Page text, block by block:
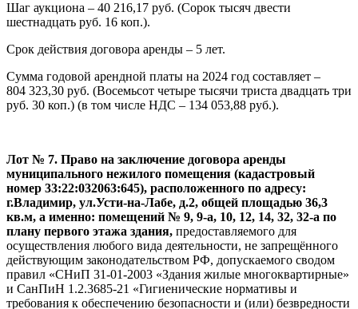
Шаг аукциона – 40 216,17 руб. (Сорок тысяч двести
шестнадцать руб. 16 коп.).
Срок действия договора аренды – 5 лет.
Сумма годовой арендной платы на 2024 год составляет –
804 323,30 руб. (Восемьсот четыре тысячи триста двадцать три
руб. 30 коп.) (в том числе НДС – 134 053,88 руб.).
Лот № 7. Право на заключение договора аренды
муниципального нежилого помещения (кадастровый
номер 33:22:032063:645), расположенного по адресу:
г.Владимир, ул.Усти-на-Лабе, д.2, общей площадью 36,3
кв.м, а именно: помещений № 9, 9-а, 10, 12, 14, 32, 32-а по
плану первого этажа здания, предоставляемого для
осуществления любого вида деятельности, не запрещённого
действующим законодательством РФ, допускаемого сводом
правил «СНиП 31-01-2003 «Здания жилые многоквартирные»
и СанПиН 1.2.3685-21 «Гигиенические нормативы и
требования к обеспечению безопасности и (или) безвредности